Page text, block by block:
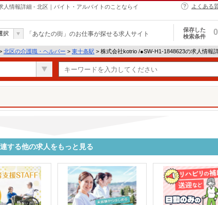
情報詳細 - 北区｜バイト・アルバイトのことならイ
よくある
択 「あなたの街」のお仕事が探せる求人サイト
保存した
検索条件
0
北区の介護職・ヘルパー > 東十条駅 > 株式会社kotrio /●SW-H1-1848623の求人情報
する他の求人をもっと見る